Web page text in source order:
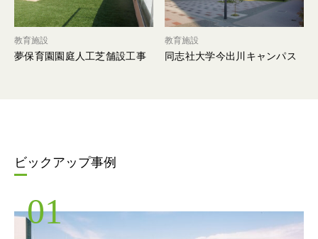
教育施設
夢保育園園庭人工芝舗設工事
教育施設
同志社大学今出川キャンパス
ビックアップ事例
01